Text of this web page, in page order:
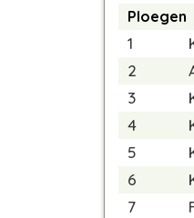
Ploegen
1
2
3
4
5
6
7